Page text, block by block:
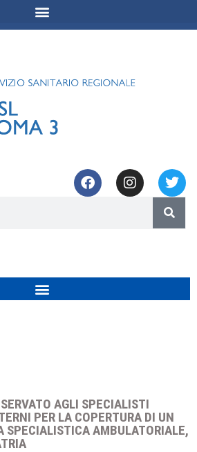
AGLI SPECIALISTI
PER LA COPERTURA DI UN
SPECIALISTICA AMBULATORIALE,